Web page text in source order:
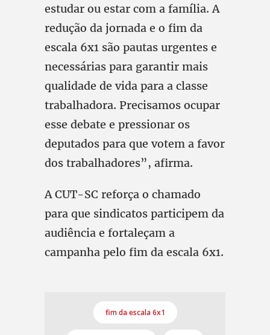
estudar ou estar com a família. A
redução da jornada e o fim da
escala 6x1 são pautas urgentes e
necessárias para garantir mais
qualidade de vida para a classe
trabalhadora. Precisamos ocupar
esse debate e pressionar os
deputados para que votem a favor
dos trabalhadores”, afirma.
A CUT-SC reforça o chamado
para que sindicatos participem da
audiência e fortaleçam a
campanha pelo fim da escala 6x1.
fim da escala 6x1